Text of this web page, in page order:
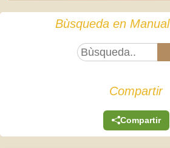
Bùsqueda en
Compartir
Compartir